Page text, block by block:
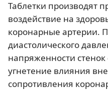
Таблетки производят
воздействие на
коронарные артерии.
диастолического
напряженности стенок
угнетение влияния
сопротивления